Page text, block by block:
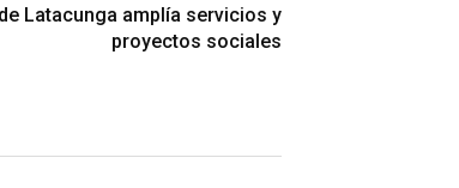
Latacunga amplía servicios y
proyectos sociales